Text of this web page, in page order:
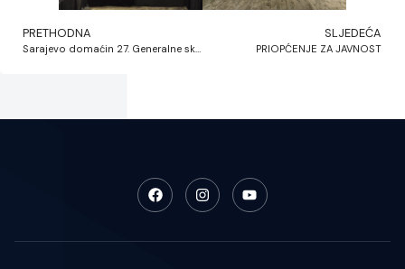
PRETHODNA SLJEDEĆA
PRIOPĆENJE ZA JAVNOST